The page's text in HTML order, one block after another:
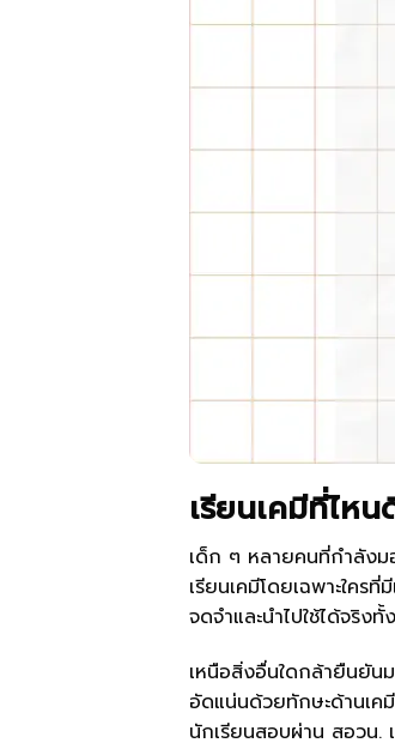
เรียนเคมีที่ไห
เด็ก ๆ หลายคนที่กำลังม
เรียนเคมีโดยเฉพาะใค
จดจำและนำไปใช้ได้จริ
เหนือสิ่งอื่นใดกล้ายืนยัน
อัดแน่นด้วยทักษะด้านเค
นักเรียนสอบผ่าน สอวน.